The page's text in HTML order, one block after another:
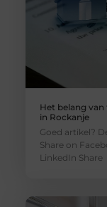
Het belang
in Rockanje
Goed artikel?
Share on
LinkedIn Share